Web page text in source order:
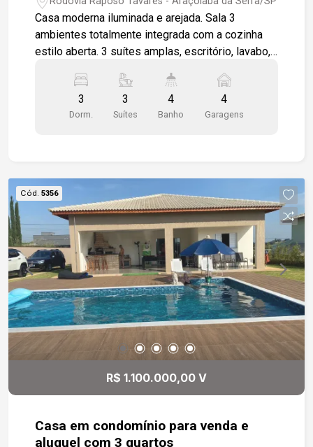
Casa moderna iluminada e arejada. Sala 3
ambientes totalmente integrada com a cozinha
estilo aberta. 3 suítes amplas, escritório, lavabo,
revestimentos porcelanato primeira linha área
gourmet com uma linda vista do bosque. Quintal
grande com campinho de futebol. Garagem
3
Dorm.
3
Suítes
4
Banho
4
Garagens
Cód. 5356
R$ 1.100.000,00 V
Casa em condomínio para venda e
aluguel com 3 quartos